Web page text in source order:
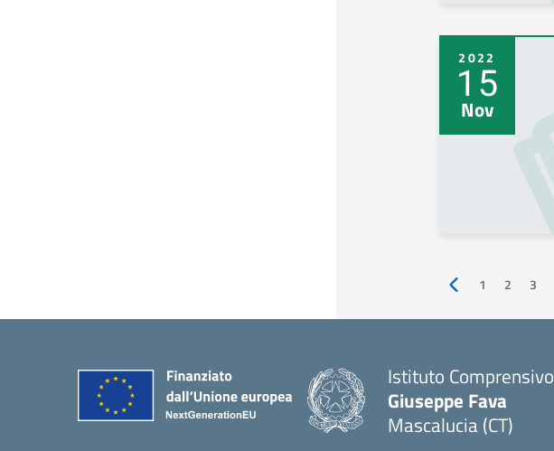
2022
15
Nov
Pagina precedente
1 2 3
Istituto Comprensivo
Giuseppe Fava
Mascalucia (CT)